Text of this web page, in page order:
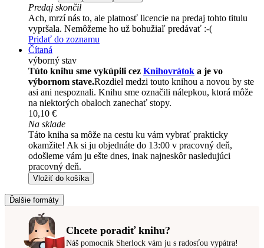
Predaj skončil
Ach, mrzí nás to, ale platnosť licencie na predaj tohto titulu
vypršala. Nemôžeme ho už bohužiaľ predávať :-(
Pridať do zoznamu
Čítaná
výborný stav
Túto knihu sme vykúpili cez Knihovrátok a je vo
výbornom stave.Rozdiel medzi touto knihou a novou by ste
asi ani nespoznali. Knihu sme označili nálepkou, ktorá môže
na niektorých obaloch zanechať stopy.
10,10 €
Na sklade
Táto kniha sa môže na cestu ku vám vybrať prakticky
okamžite! Ak si ju objednáte do 13:00 v pracovný deň,
odošleme vám ju ešte dnes, inak najneskôr nasledujúci
pracovný deň.
Vložiť do košíka
Ďalšie formáty
Chcete poradiť knihu?
Náš pomocník Sherlock vám ju s radosťou vypátra!